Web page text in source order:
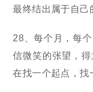
最终结出属于自己
28、每个月，每
信微笑的张望，
在找一个起点，找